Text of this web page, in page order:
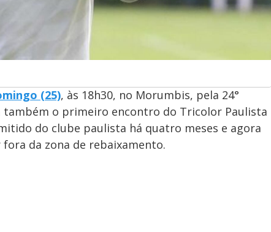
(25), às 18h30, no Morumbis, pela 24°
também o primeiro encontro do Tricolor Paulista
do clube paulista há quatro meses e agora
da zona de rebaixamento.